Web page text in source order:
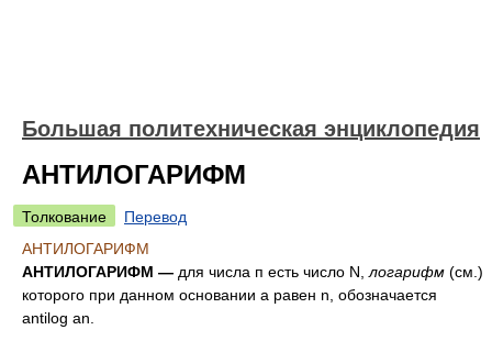
Большая политехническая энциклопедия
АНТИЛОГАРИФМ
Толкование
Перевод
АНТИЛОГАРИФМ
АНТИЛОГАРИФМ — для числа п есть число N, логарифм (см.)
которого при данном основании а равен n, обозначается
antilog аn.